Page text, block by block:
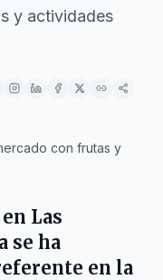
y actividades
con frutas y
Las
se ha
en la